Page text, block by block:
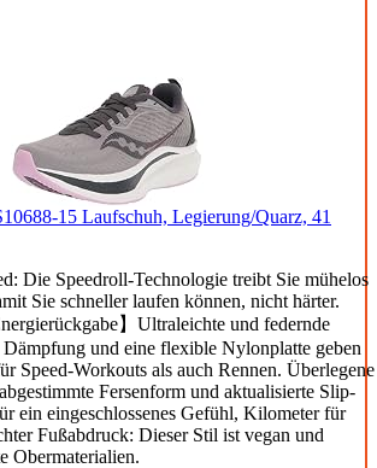
15 Laufschuh, Legierung/Quarz, 41
Die Speedroll-Technologie treibt Sie mühelos
Sie schneller laufen können, nicht härter.
】Ultraleichte und federnde
und eine flexible Nylonplatte geben
Speed-Workouts als auch Rennen. Überlegene
Fersenform und aktualisierte Slip-
ein eingeschlossenes Gefühl, Kilometer für
Fußabdruck: Dieser Stil ist vegan und
Obermaterialien.